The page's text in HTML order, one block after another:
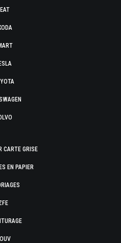
CARTE GRISE
EN PAPIER